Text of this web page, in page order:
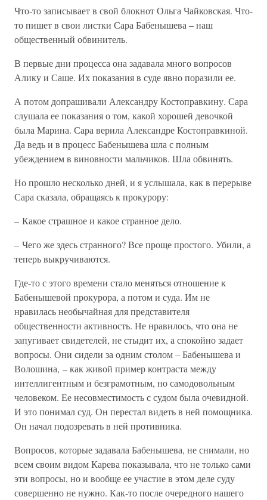
Что-то записывает в свой блокнот Ольга Чайковская. Что-
то пишет в свои листки Сара Бабенышева – наш
общественный обвинитель.
В первые дни процесса она задавала много вопросов
Алику и Саше. Их показания в суде явно поразили ее.
А потом допрашивали Александру Костоправкину. Сара
слушала ее показания о том, какой хорошей девочкой
была Марина. Сара верила Александре Костоправкиной.
Да ведь и в процесс Бабенышева шла с полным
убеждением в виновности мальчиков. Шла обвинять.
Но прошло несколько дней, и я услышала, как в перерыве
Сара сказала, обращаясь к прокурору:
– Какое страшное и какое странное дело.
– Чего же здесь странного? Все проще простого. Убили, а
теперь выкручиваются.
Где-то с этого времени стало меняться отношение к
Бабенышевой прокурора, а потом и суда. Им не
нравилась необычайная для представителя
общественности активность. Не нравилось, что она не
запугивает свидетелей, не стыдит их, а спокойно задает
вопросы. Они сидели за одним столом – Бабенышева и
Волошина, – как живой пример контраста между
интеллигентным и безграмотным, но самодовольным
человеком. Ее несовместимость с судом была очевидной.
И это понимал суд. Он перестал видеть в ней помощника.
Он начал подозревать в ней противника.
Вопросов, которые задавала Бабенышева, не снимали, но
всем своим видом Карева показывала, что не только сами
эти вопросы, но и вообще ее участие в этом деле суду
совершенно не нужно. Как-то после очередного нашего